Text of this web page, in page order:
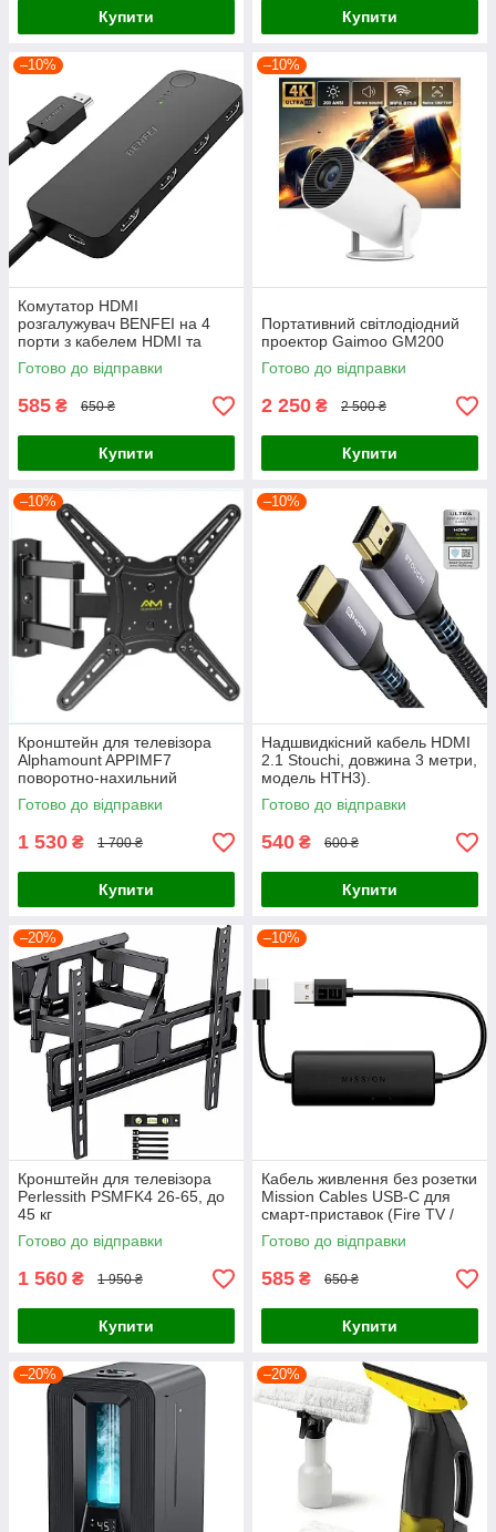
Купити Купити
–10%
Комутатор HDMI
розгалужувач BENFEI на 4
порти з кабелем HDMI та
живленням 5V/3A
Готово до відправки
585 ₴ 650 ₴
Купити
–10%
Портативний світлодіодний
проектор Gaimoo GM200
Готово до відправки
2 250 ₴ 2 500 ₴
Купити
–10%
Кронштейн для телевізора
Alphamount APPIMF7
поворотно-нахильний
настінний, для ТВ 26-55" до
35 кг, VESA 400x400 (Чорний)
Готово до відправки
1 530 ₴ 1 700 ₴
Купити
–10%
Надшвидкісний кабель HDMI
2.1 Stouchi, довжина 3 метри,
модель HTH3).
Готово до відправки
540 ₴ 600 ₴
Купити
–20%
Кронштейн для телевізора
Perlessith PSMFK4 26-65, до
45 кг
Готово до відправки
1 560 ₴ 1 950 ₴
Купити
–10%
Кабель живлення без розетки
Mission Cables USB-C для
смарт-приставок (Fire TV /
Roku)
Готово до відправки
585 ₴ 650 ₴
Купити
–20% –20%